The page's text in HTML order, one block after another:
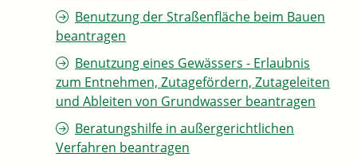
Benutzung der Straßenfläche beim Bauen
beantragen
Benutzung eines Gewässers - Erlaubnis
zum Entnehmen, Zutagefördern, Zutageleiten
und Ableiten von Grundwasser beantragen
Beratungshilfe in außergerichtlichen
Verfahren beantragen